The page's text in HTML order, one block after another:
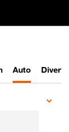
Auto